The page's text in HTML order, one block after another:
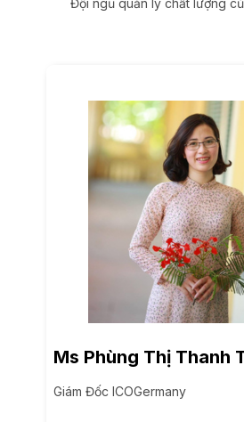
Ms Phùng Thị Thanh
Giám Đốc ICOGermany